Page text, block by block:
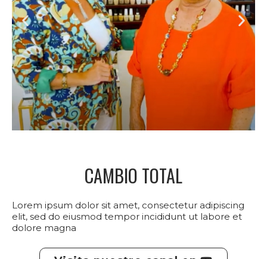
CAMBIO TOTAL
Lorem ipsum dolor sit amet, consectetur adipiscing
elit, sed do eiusmod tempor incididunt ut labore et
dolore magna